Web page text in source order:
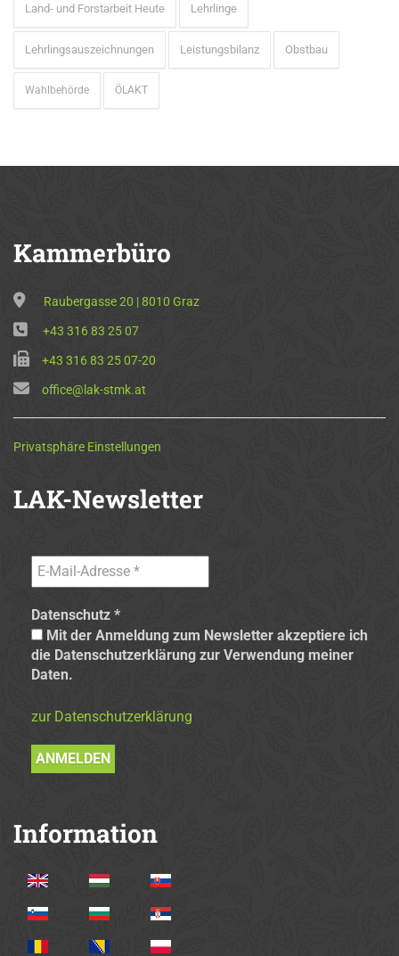
Land- und Forstarbeit Heute Lehrlinge
Lehrlingsauszeichnungen Leistungsbilanz Obstbau
Wahlbehörde ÖLAKT
Kammerbüro
Raubergasse 20 | 8010 Graz
+43 316 83 25 07
+43 316 83 25 07-20
office@lak-stmk.at
Privatsphäre Einstellungen
LAK-Newsletter
Datenschutz *
Mit der Anmeldung zum Newsletter akzeptiere ich
die Datenschutzerklärung zur Verwendung meiner
Daten.
zur Datenschutzerklärung
Information